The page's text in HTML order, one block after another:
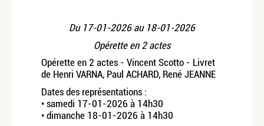
Du 17-01-2026au 18-01-2026
Opérette en 2 actes
Opérette en 2 actes - Vincent Scotto - Livret
de Henri VARNA, Paul ACHARD, René JEANNE
Dates des représentations :
• samedi 17-01-2026 à 14h30
• dimanche 18-01-2026 à 14h30